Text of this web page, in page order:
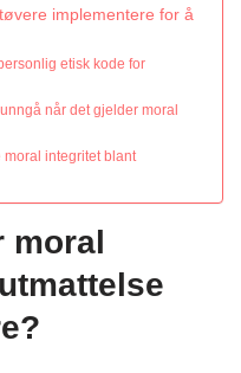
implementere for å
etisk kode for
når det gjelder moral
moral integritet blant